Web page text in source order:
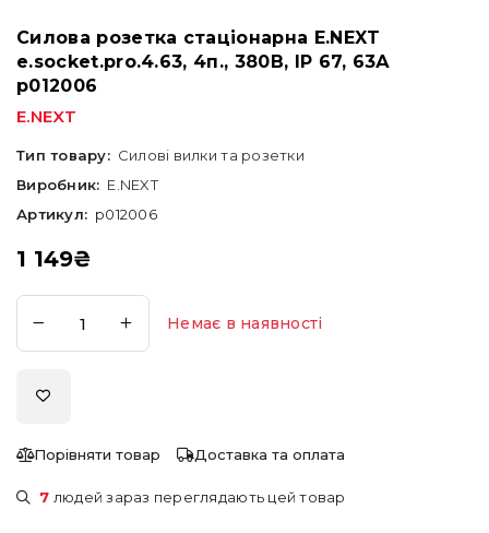
Силова розетка стаціонарна E.NEXT
e.socket.pro.4.63, 4п., 380В, IP 67, 63А
p012006
E.NEXT
Тип товару: Силові вилки та розетки
Виробник: E.NEXT
Артикул: p012006
1 149₴
Немає в наявності
Порівняти товар Доставка та оплата
7 людей зараз переглядають цей товар